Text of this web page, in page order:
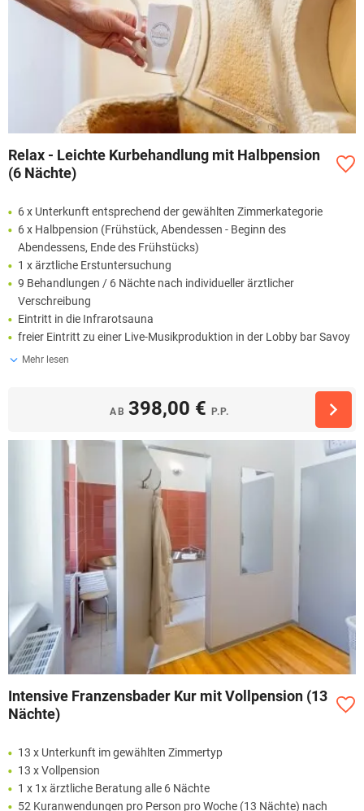
Relax - Leichte Kurbehandlung mit Halbpension
(6 Nächte)
6 x Unterkunft entsprechend der gewählten Zimmerkategorie
6 x Halbpension (Frühstück, Abendessen - Beginn des
Abendessens, Ende des Frühstücks)
1 x ärztliche Erstuntersuchung
9 Behandlungen / 6 Nächte nach individueller ärztlicher
Verschreibung
Eintritt in die Infrarotsauna
freier Eintritt zu einer Live-Musikproduktion in der Lobby bar Savoy
Mehr lesen
AB 398,00 € P.P.
Intensive Franzensbader Kur mit Vollpension (13
Nächte)
13 x Unterkunft im gewählten Zimmertyp
13 x Vollpension
1 x 1x ärztliche Beratung alle 6 Nächte
52 Kuranwendungen pro Person pro Woche (13 Nächte) nach